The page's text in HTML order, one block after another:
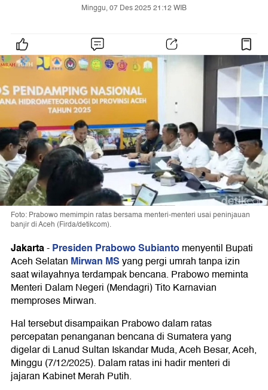
Minggu, 07 Des 2025 21:12 WIB
Foto: Prabowo memimpin ratas bersama menteri-menteri usai peninjauan
banjir di Aceh (Firda/detikcom).
Jakarta-Presiden Prabowo Subiantomenyentil Bupati
Aceh Selatan Mirwan MSyang pergi umrah tanpa izin
saat wilayahnya terdampak bencana. Prabowo meminta
Menteri Dalam Negeri (Mendagri) Tito Karnavian
memproses Mirwan.
Hal tersebut disampaikan Prabowo dalam ratas
percepatan penanganan bencana di Sumatera yang
digelar di Lanud Sultan Iskandar Muda, Aceh Besar, Aceh,
Minggu (7/12/2025). Dalam ratas ini hadir menteri di
jajaran Kabinet Merah Putih.